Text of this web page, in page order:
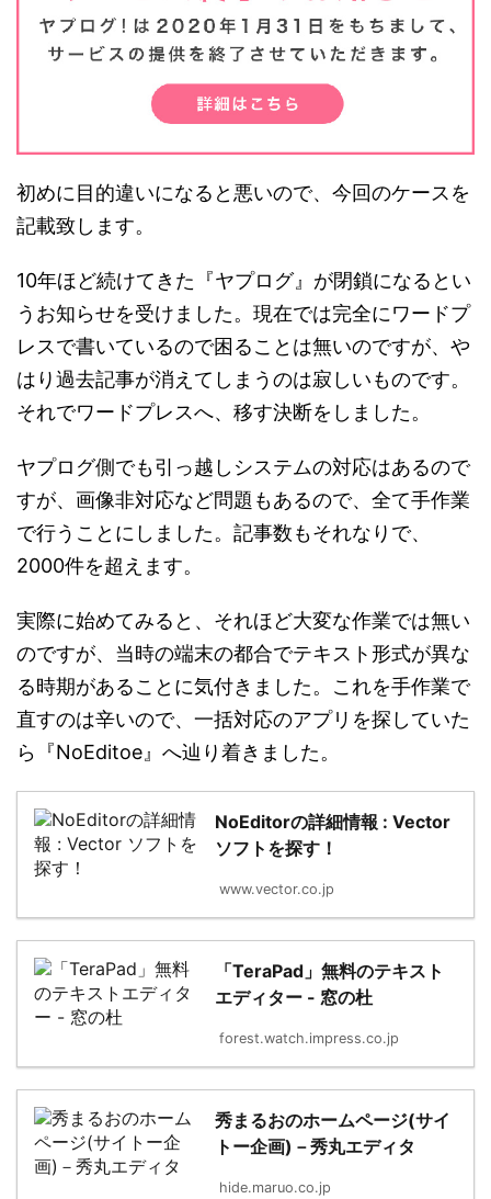
初めに目的違いになると悪いので、今回のケースを
記載致します。
10年ほど続けてきた『ヤプログ』が閉鎖になるとい
うお知らせを受けました。現在では完全にワードプ
レスで書いているので困ることは無いのですが、や
はり過去記事が消えてしまうのは寂しいものです。
それでワードプレスへ、移す決断をしました。
ヤプログ側でも引っ越しシステムの対応はあるので
すが、画像非対応など問題もあるので、全て手作業
で行うことにしました。記事数もそれなりで、
2000件を超えます。
実際に始めてみると、それほど大変な作業では無い
のですが、当時の端末の都合でテキスト形式が異な
る時期があることに気付きました。これを手作業で
直すのは辛いので、一括対応のアプリを探していた
ら『NoEditoe』へ辿り着きました。
NoEditorの詳細情報 : Vector
ソフトを探す！
www.vector.co.jp
「TeraPad」無料のテキスト
エディター - 窓の杜
forest.watch.impress.co.jp
秀まるおのホームページ(サイ
トー企画)－秀丸エディタ
hide.maruo.co.jp